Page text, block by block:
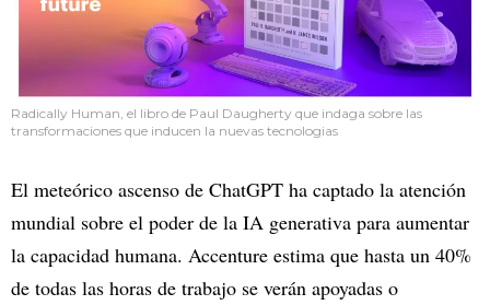
Radically Human, el libro de Paul Daugherty que indaga sobre las
transformaciones que inducen la nuevas tecnologias
El meteórico ascenso de ChatGPT ha captado la atención
mundial sobre el poder de la IA generativa para aumentar
la capacidad humana. Accenture estima que hasta un 40%
de todas las horas de trabajo se verán apoyadas o